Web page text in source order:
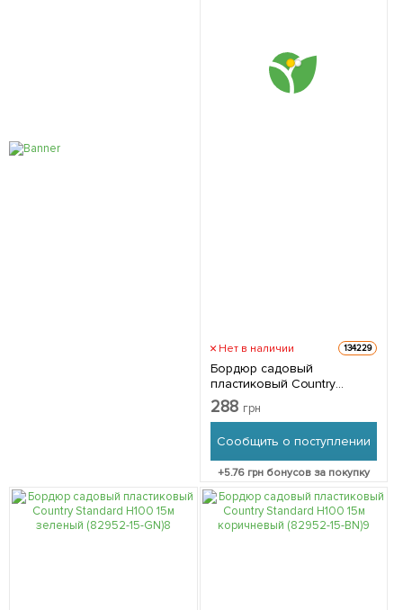
Нет в наличии 134229
Бордюр садовый
пластиковый Country
Standard H100 6м черный
(82952-6-BK)
288 грн
Сообщить о поступлении
+5.76грн бонусов за покупку